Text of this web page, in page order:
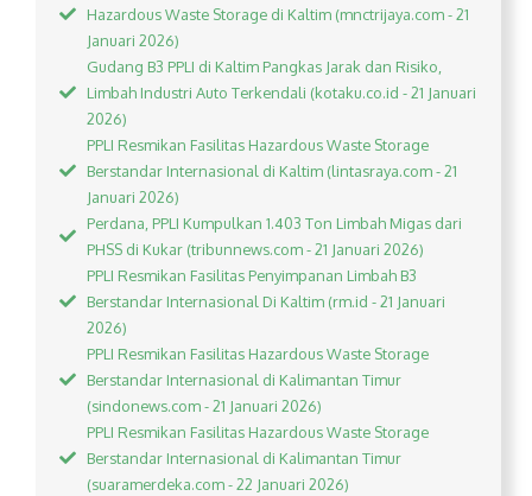
Hazardous Waste Storage di Kaltim (mnctrijaya.com - 21
Januari 2026)
Gudang B3 PPLI di Kaltim Pangkas Jarak dan Risiko,
Limbah Industri Auto Terkendali (kotaku.co.id - 21 Januari
2026)
PPLI Resmikan Fasilitas Hazardous Waste Storage
Berstandar Internasional di Kaltim (lintasraya.com - 21
Januari 2026)
Perdana, PPLI Kumpulkan 1.403 Ton Limbah Migas dari
PHSS di Kukar (tribunnews.com - 21 Januari 2026)
PPLI Resmikan Fasilitas Penyimpanan Limbah B3
Berstandar Internasional Di Kaltim (rm.id - 21 Januari
2026)
PPLI Resmikan Fasilitas Hazardous Waste Storage
Berstandar Internasional di Kalimantan Timur
(sindonews.com - 21 Januari 2026)
PPLI Resmikan Fasilitas Hazardous Waste Storage
Berstandar Internasional di Kalimantan Timur
(suaramerdeka.com - 22 Januari 2026)